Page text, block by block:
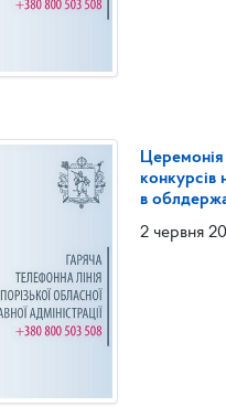
конкурсів
в
2 червня